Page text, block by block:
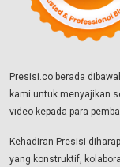
Presisi.co berada
kami untuk menyajikan
video kepada para
Kehadiran Presisi
yang konstruktif,